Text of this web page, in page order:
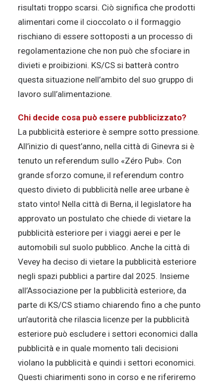
risultati troppo scarsi. Ciò significa che prodotti
alimentari come il cioccolato o il formaggio
rischiano di essere sottoposti a un processo di
regolamentazione che non può che sfociare in
divieti e proibizioni. KS/CS si batterà contro
questa situazione nell’ambito del suo gruppo di
lavoro sull’alimentazione.
Chi decide cosa può essere pubblicizzato?
La pubblicità esteriore è sempre sotto pressione.
All’inizio di quest’anno, nella città di Ginevra si è
tenuto un referendum sullo «Zéro Pub». Con
grande sforzo comune, il referendum contro
questo divieto di pubblicità nelle aree urbane è
stato vinto! Nella città di Berna, il legislatore ha
approvato un postulato che chiede di vietare la
pubblicità esteriore per i viaggi aerei e per le
automobili sul suolo pubblico. Anche la città di
Vevey ha deciso di vietare la pubblicità esteriore
negli spazi pubblici a partire dal 2025. Insieme
all’Associazione per la pubblicità esteriore, da
parte di KS/CS stiamo chiarendo fino a che punto
un’autorità che rilascia licenze per la pubblicità
esteriore può escludere i settori economici dalla
pubblicità e in quale momento tali decisioni
violano la pubblicità e quindi i settori economici.
Questi chiarimenti sono in corso e ne riferiremo